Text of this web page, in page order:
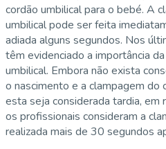
cordão umbilical para o bebé. A
umbilical pode ser feita
adiada alguns segundos. Nos
têm evidenciado a importância
umbilical. Embora não exista
o nascimento e a clampagem do
esta seja considerada tardia, em
os profissionais consideram a
realizada mais de 30 segundos